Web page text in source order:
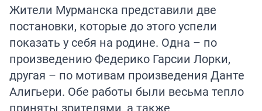
Жители Мурманска представили две
постановки, которые до этого успели
показать у себя на родине. Одна – по
произведению Федерико Гарсии Лорки,
другая – по мотивам произведения Данте
Алигьери. Обе работы были весьма тепло
приняты зрителями, а также